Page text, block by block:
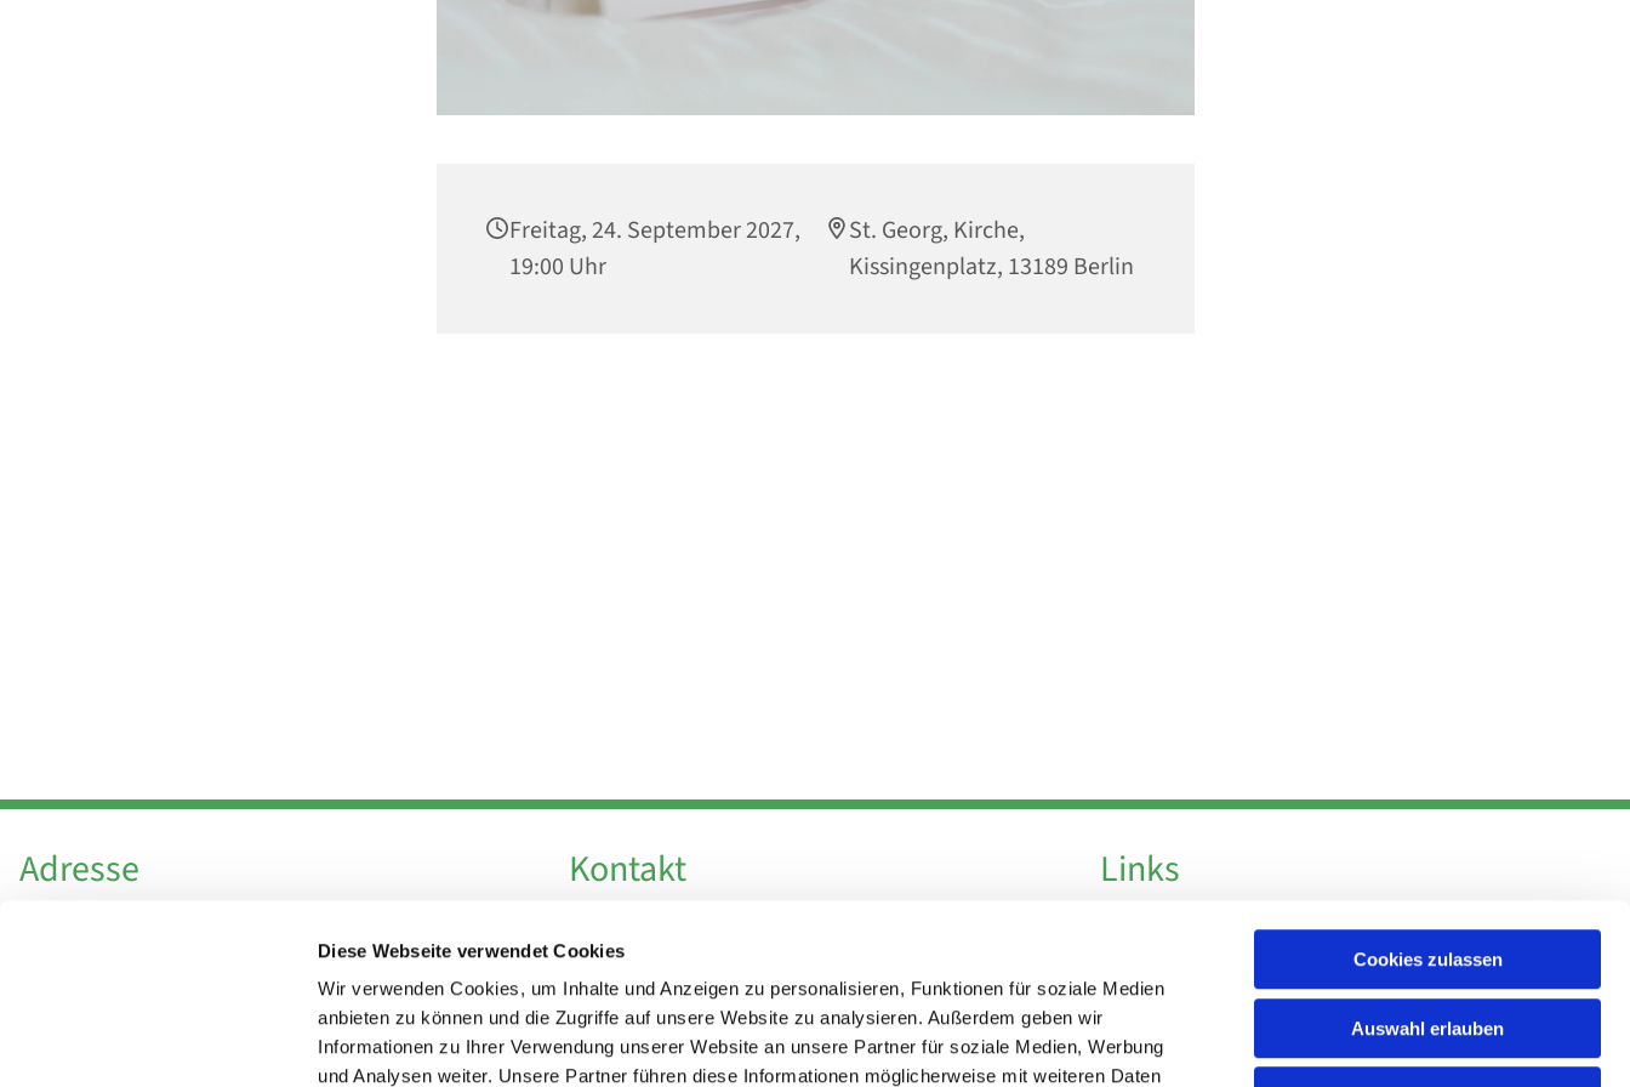
Diese Webseite verwendet Cookies
Wir verwenden Cookies, um Inhalte und Anzeigen zu personalisieren, Funktionen für soziale Medien
anbieten zu können und die Zugriffe auf unsere Website zu analysieren. Außerdem geben wir
Informationen zu Ihrer Verwendung unserer Website an unsere Partner für soziale Medien, Werbung
und Analysen weiter. Unsere Partner führen diese Informationen möglicherweise mit weiteren Daten
Cookies zulassen
Auswahl erlauben
Freitag, 24. September 2027,
19:00 Uhr
St. Georg, Kirche,
Kissingenplatz, 13189 Berlin
Adresse
Hl. Theresa von Avila Berlin Nordost
Leitender Pfarrer - Norbert Pomplun
Kontakt
Fax +49 30 924 54 18
E-Mailinfo@theresa-von-avila-berlin.de
Kirchenvorstand
Links
Impressum